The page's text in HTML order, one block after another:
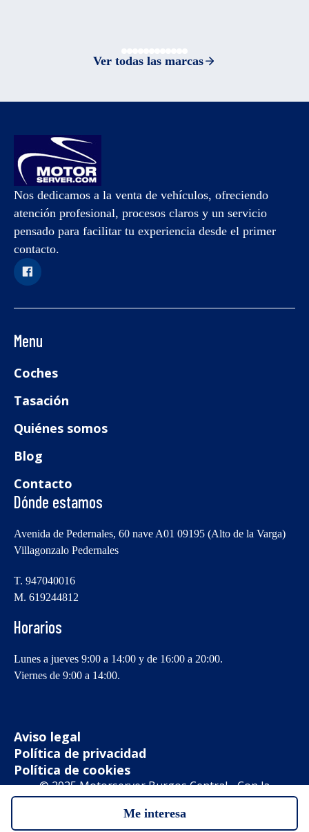
Me interesa
Ver todas las marcas
Nos dedicamos a la venta de vehículos, ofreciendo
atención profesional, procesos claros y un servicio
pensado para facilitar tu experiencia desde el primer
contacto.
Menu
Coches
Tasación
Quiénes somos
Blog
Contacto
Dónde estamos
Avenida de Pedernales, 60 nave A01 09195 (Alto de la Varga)
Villagonzalo Pedernales
T. 947040016
M. 619244812
Horarios
Lunes a jueves 9:00 a 14:00 y de 16:00 a 20:00.
Viernes de 9:00 a 14:00.
Aviso legal
Política de privacidad
Política de cookies
© 2025 Motorserver Burgos Central - Con la
tecnología de: